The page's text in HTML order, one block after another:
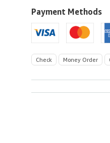
U.S.A.
Payment Methods
Check Money Order